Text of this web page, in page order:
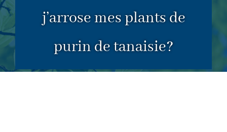
j’arrose mes plants de
purin de tanaisie?